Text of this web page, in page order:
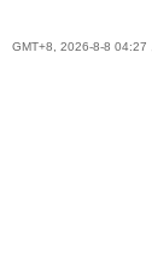
GMT+8, 2026-8-8 04:27